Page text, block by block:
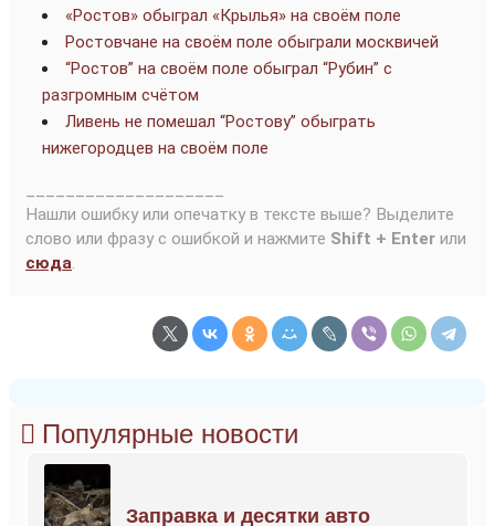
«Ростов» обыграл «Крылья» на своём поле
Ростовчане на своём поле обыграли москвичей
“Ростов” на своём поле обыграл “Рубин” с
разгромным счётом
Ливень не помешал “Ростову” обыграть
нижегородцев на своём поле
Нашли ошибку или опечатку в тексте выше? Выделите
слово или фразу с ошибкой и нажмите Shift + Enter или
сюда.
Популярные новости
Заправка и десятки авто